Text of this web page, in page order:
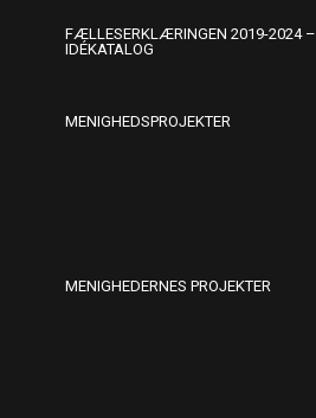
FÆLLESERKLÆRINGEN 2019-2024 –
IDÉKATALOG
MENIGHEDSPROJEKTER
MENIGHEDERNES PROJEKTER